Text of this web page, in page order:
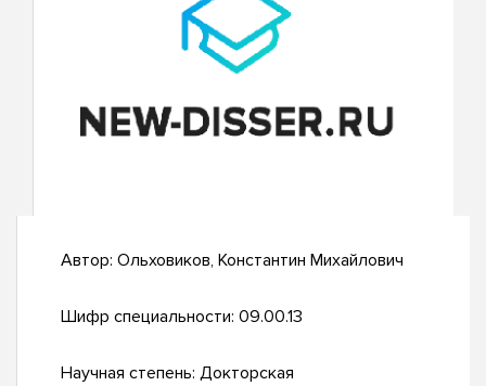
Автор: Ольховиков, Константин Михайлович
Шифр специальности: 09.00.13
Научная степень: Докторская